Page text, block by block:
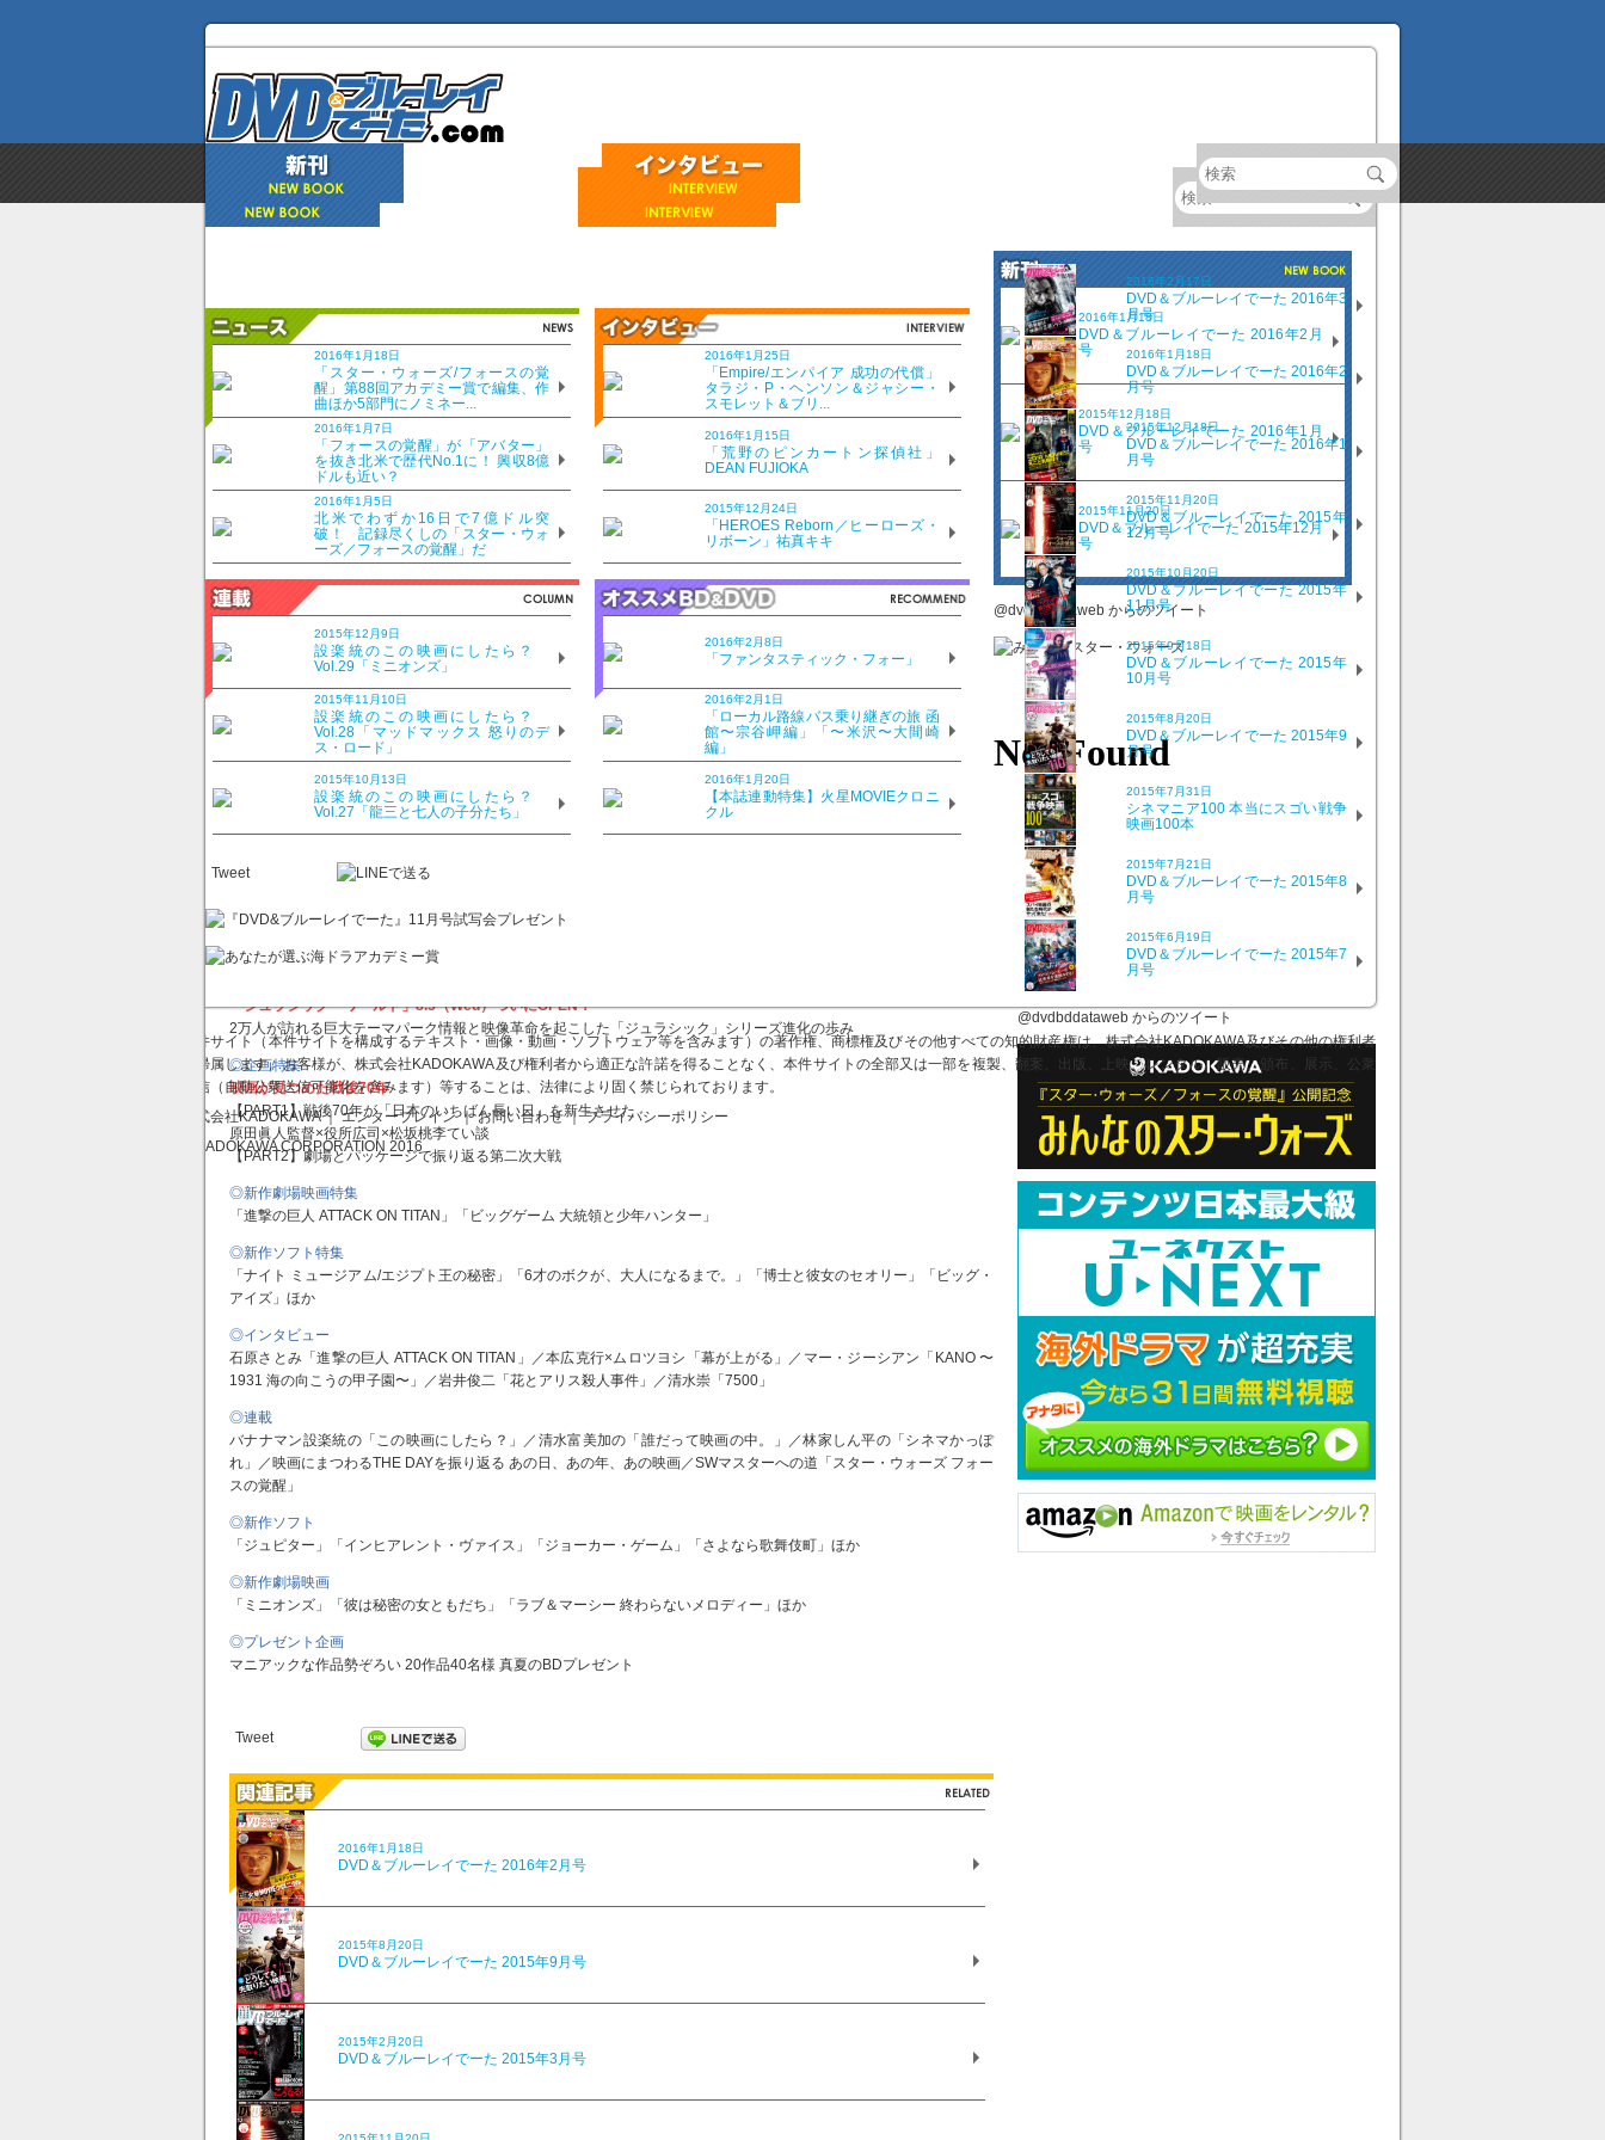
2016年1月18日
「スター・ウォーズ/フォースの覚
醒」第88回アカデミー賞で編集、作
曲ほか5部門にノミネー...
2016年1月7日
「フォースの覚醒」が「アバター」
を抜き北米で歴代No.1に！ 興収8億
ドルも近い？
2016年1月5日
北米でわずか16日で7億ドル突
破！ 記録尽くしの「スター・ウォ
ーズ／フォースの覚醒」だ
2016年1月25日
「Empire/エンパイア 成功の代償」
タラジ・P・ヘンソン＆ジャシー・
スモレット＆ブリ...
2016年1月15日
「荒野のピンカートン探偵社」
DEAN FUJIOKA
2015年12月24日
「HEROES Reborn／ヒーローズ・
リボーン」祐真キキ
2015年12月9日
設楽統のこの映画にしたら？
Vol.29「ミニオンズ」
2015年11月10日
設楽統のこの映画にしたら？
Vol.28「マッドマックス 怒りのデ
ス・ロード」
2015年10月13日
設楽統のこの映画にしたら？
Vol.27「龍三と七人の子分たち」
2016年2月8日
「ファンタスティック・フォー」
2016年2月1日
「ローカル路線バス乗り継ぎの旅 函
館〜宗谷岬編」「〜米沢〜大間崎
編」
2016年1月20日
【本誌連動特集】火星MOVIEクロニ
クル
Tweet
2016年1月18日
DVD＆ブルーレイでーた 2016年2月
号
2015年12月18日
DVD＆ブルーレイでーた 2016年1月
号
2015年11月20日
DVD＆ブルーレイでーた 2015年12月
号
@dvdbddataweb からのツイート
本件サイト（本件サイトを構成するテキスト・画像・動画・ソフトウェア等を含みます）の著作権、商標権及びその他すべての知的財産権は、株式会社KADOKAWA及びその他の権利者
に帰属します。お客様が、株式会社KADOKAWA及び権利者から適正な許諾を得ることなく、本件サイトの全部又は一部を複製、翻案、出版、上映、レンタル、販売、頒布、展示、公衆
送信（自動公衆送信可能化を含みます）等することは、法律により固く禁じられております。
株式会社KADOKAWA ｜ エンターブレイン ｜ お問い合わせ ｜ プライバシーポリシー
© KADOKAWA CORPORATION 2016
DVD＆ブルーレイでーた 2015年8月号
2015年7月21日
DVD＆ブルーレイでーた
2015年8月号
August 2015
2015年7月18日発売
特別価格509円＋税
ご購入はこちら
目次はこちら
◎巻頭特集
スパイ映画の新たな時代が来た！
・スパイ映画マトリックス＆ガジェット・ギャラリー
2015年夏から注目作が続々上陸！
「ジュラシック・ワールド」8.5（Wed）ついにOPEN！
2万人が訪れる巨大テーマパーク情報と映像革命を起こした「ジュラシック」シリーズ進化の歩み
◎企画特集
映画が見つめた戦後70年
【PART1】戦後70年が「日本のいちばん長い日」を新生させた
原田眞人監督×役所広司×松坂桃李てい談
【PART2】劇場とパッケージで振り返る第二次大戦
◎新作劇場映画特集
「進撃の巨人 ATTACK ON TITAN」「ビッグゲーム 大統領と少年ハンター」
◎新作ソフト特集
「ナイト ミュージアム/エジプト王の秘密」「6才のボクが、大人になるまで。」「博士と彼女のセオリー」「ビッグ・
アイズ」ほか
◎インタビュー
石原さとみ「進撃の巨人 ATTACK ON TITAN」／本広克行×ムロツヨシ「幕が上がる」／マー・ジーシアン「KANO 〜
1931 海の向こうの甲子園〜」／岩井俊二「花とアリス殺人事件」／清水崇「7500」
◎連載
バナナマン設楽統の「この映画にしたら？」／清水富美加の「誰だって映画の中。」／林家しん平の「シネマかっぽ
れ」／映画にまつわるTHE DAYを振り返る あの日、あの年、あの映画／SWマスターへの道「スター・ウォーズ フォー
スの覚醒」
◎新作ソフト
「ジュピター」「インヒアレント・ヴァイス」「ジョーカー・ゲーム」「さよなら歌舞伎町」ほか
◎新作劇場映画
「ミニオンズ」「彼は秘密の女ともだち」「ラブ＆マーシー 終わらないメロディー」ほか
◎プレゼント企画
マニアックな作品勢ぞろい 20作品40名様 真夏のBDプレゼント
Tweet
2016年1月18日
DVD＆ブルーレイでーた 2016年2月号
2015年8月20日
DVD＆ブルーレイでーた 2015年9月号
2015年2月20日
DVD＆ブルーレイでーた 2015年3月号
2016年2月17日
DVD＆ブルーレイでーた 2016年3
月号
2016年1月18日
DVD＆ブルーレイでーた 2016年2
月号
2015年12月18日
DVD＆ブルーレイでーた 2016年1
月号
2015年11月20日
DVD＆ブルーレイでーた 2015年
12月号
2015年10月20日
DVD＆ブルーレイでーた 2015年
11月号
2015年9月18日
DVD＆ブルーレイでーた 2015年
10月号
2015年8月20日
DVD＆ブルーレイでーた 2015年9
月号
2015年7月31日
シネマニア100 本当にスゴい戦争
映画100本
2015年7月21日
DVD＆ブルーレイでーた 2015年8
月号
2015年6月19日
DVD＆ブルーレイでーた 2015年7
月号
@dvdbddataweb からのツイート